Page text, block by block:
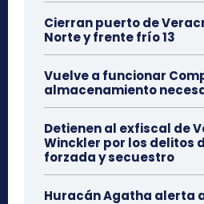
Cierran puerto de
Norte y frente frío 13
Vuelve a funcionar
almacenamiento
Detienen al exfiscal de
Winckler por los delitos
forzada y secuestro
Huracán Agatha alerta